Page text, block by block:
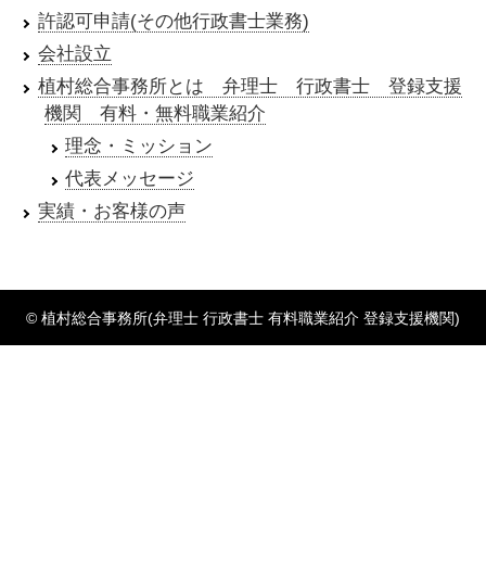
許認可申請(その他行政書士業務)
会社設立
植村総合事務所とは 弁理士 行政書士 登録支援
機関 有料・無料職業紹介
理念・ミッション
代表メッセージ
実績・お客様の声
© 植村総合事務所(弁理士 行政書士 有料職業紹介 登録支援機関)